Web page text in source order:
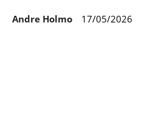
Andre Holmo 17/05/2026